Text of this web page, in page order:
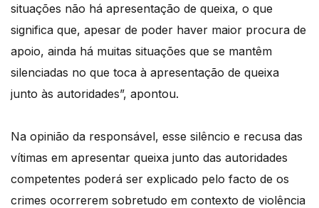
situações não há apresentação de queixa, o que
significa que, apesar de poder haver maior procura de
apoio, ainda há muitas situações que se mantêm
silenciadas no que toca à apresentação de queixa
junto às autoridades”, apontou.
Na opinião da responsável, esse silêncio e recusa das
vítimas em apresentar queixa junto das autoridades
competentes poderá ser explicado pelo facto de os
crimes ocorrerem sobretudo em contexto de violência